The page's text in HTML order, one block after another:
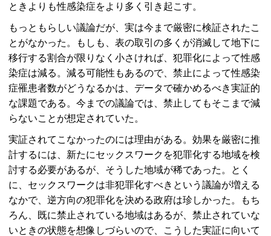
ときよりも性感染症をより多く引き起こす。
もっともらしい議論だが、実は今まで厳密に検証されたこ
とがなかった。もしも、表の取引の多くが消滅して地下に
移行する割合が限りなく小さければ、犯罪化によって性感
染症は減る。減る可能性もあるので、禁止によって性感染
症罹患者数がどうなるかは、データで確かめるべき実証的
な課題である。今までの議論では、禁止してもそこまで減
らないことが想定されていた。
実証されてこなかったのには理由がある。効果を厳密に推
計するには、新たにセックスワークを犯罪化する地域を検
討する必要があるが、そうした地域が稀であった。とく
に、セックスワークは非犯罪化すべきという議論が増える
なかで、逆方向の犯罪化を決める政府は珍しかった。もち
ろん、既に禁止されている地域はあるが、禁止されていな
いときの状態を想像しづらいので、こうした実証に向いて